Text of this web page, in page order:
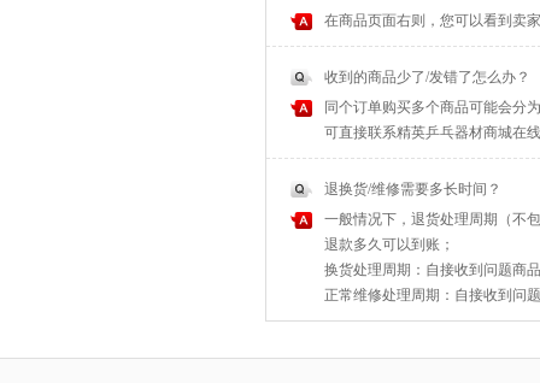
在商品页面右则，您可以看到卖
收到的商品少了/发错了怎么办？
同个订单购买多个商品可能会分
可直接联系精英乒乓器材商城在
退换货/维修需要多长时间？
一般情况下，退货处理周期（不
退款多久可以到账；
换货处理周期：自接收到问题商
正常维修处理周期：自接收到问